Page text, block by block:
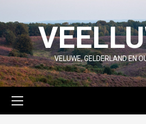
content
VELUWE, GELDERLAND EN
Menu